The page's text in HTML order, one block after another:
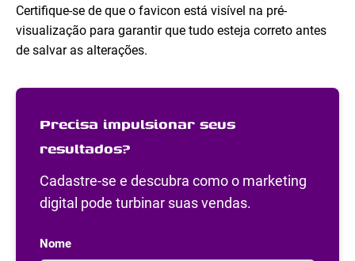
Certifique-se de que o favicon está visível na pré-
visualização para garantir que tudo esteja correto antes
de salvar as alterações.
Precisa impulsionar seus
resultados?
Cadastre-se e descubra como o marketing
digital pode turbinar suas vendas.
Nome